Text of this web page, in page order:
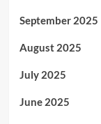
September 2025
August 2025
July 2025
June 2025